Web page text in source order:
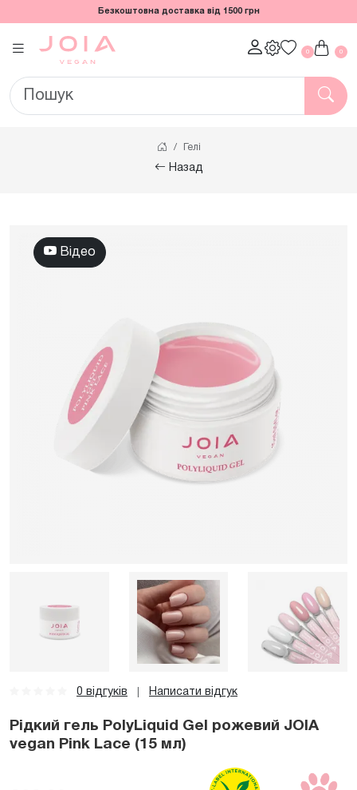
Безкоштовна доставка від 1500 грн
0 0
Гелі
Назад
Відео
0 відгуків Написати відгук
Рідкий гель PolyLiquid Gel рожевий JOIA
vegan Pink Lace (15 мл)